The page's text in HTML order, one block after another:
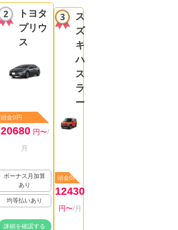
トヨタ
プリウ
ス
頭金0円
20680 円〜/
月
ボーナス月加算
あり
均等払いあり
詳細を確認する
ス
ズ
キ
ハ
ス
ラ
ー
頭金0円
12430
円〜/月